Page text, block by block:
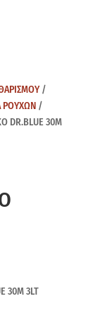
/
ΡΟΥΧΩΝ/
DR.BLUE 30M
30M 3LT